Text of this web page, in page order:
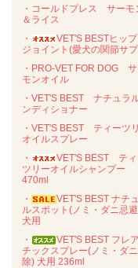
・コールドプレス サーモ
＆ライス
・
VET'S BESTヒップ
ジョイント(愛犬の関節サ
・PRO-VET FOR DOG
モンオイル
・VET'S BEST ナチュラ
ンディショナー
・VET'S BEST ティーツ
オイルスプレー
・
VET'S BEST ティ
ツリーオイルシャンプー
470ml
・
VET'S BEST ナチ
ルスポット(ノミ・ダニ忌
犬用
・
VET'S BEST フレ
チックスプレー(ノミ・ダ
除) 犬用 236ml